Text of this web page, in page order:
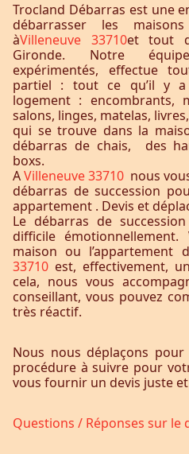
Trocland Débarras est une
débarrasser les
àVilleneuve 33710et tout
Gironde. Notre
expérimentés, effectue
partiel : tout ce qu’il y
logement : encombrants,
salons, linges, matelas,
qui se trouve dans la
débarras de chais, des
boxs.
AVilleneuve 33710 nous
débarras de succession
appartement . Devis et
Le débarras de
difficile
maison ou l’appartement
33710 est, effectivement,
cela, nous vous
conseillant, vous pouvez
très réactif.
Nous nous déplaçons
procédure à suivre pour
vous fournir un devis juste
Questions / Réponses sur le